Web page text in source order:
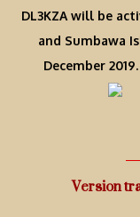
DL3KZA will be
and Sumbawa
December
Version